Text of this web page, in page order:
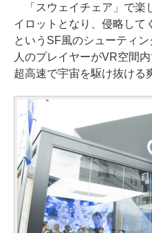
「スウェイチェア」で楽
イロットとなり、侵略して
というSF風のシューティ
人のプレイヤーがVR空間
超高速で宇宙を駆け抜ける